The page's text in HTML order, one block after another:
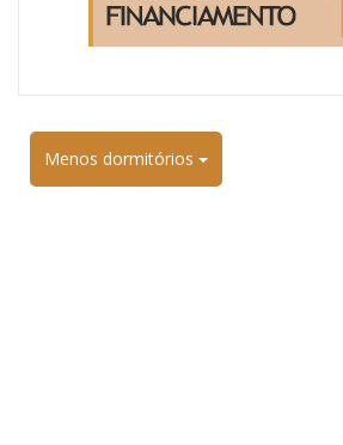
Menos dormitórios